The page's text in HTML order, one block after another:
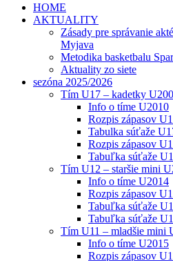
HOME
AKTUALITY
Zásady pre správanie
Myjava
Metodika basketbalu
Aktuality zo siete
sezóna 2025/2026
Tím U17 – kadetky
Info o tíme U2010
Rozpis zápasov
Tabulka súťaže
Rozpis zápasov
Tabuľka súťaže
Tím U12 – staršie mini
Info o tíme U2014
Rozpis zápasov
Tabuľka súťaže
Tabuľka súťaže
Tím U11 – mladšie mini
Info o tíme U2015
Rozpis zápasov